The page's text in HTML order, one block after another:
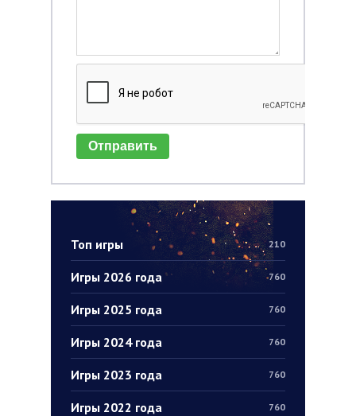
Топ игры 210
Игры 2026 года 760
Игры 2025 года 760
Игры 2024 года 760
Игры 2023 года 760
Игры 2022 года 760
Отправить